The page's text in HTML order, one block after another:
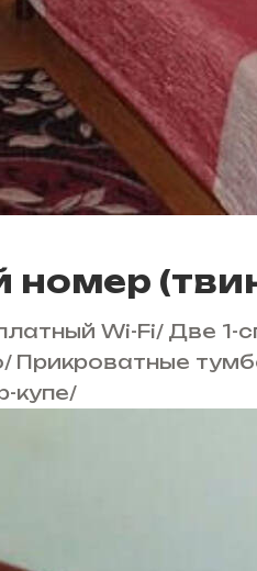
номер
Wi-Fi/ Две 1-
/ Прикроватные
купе/